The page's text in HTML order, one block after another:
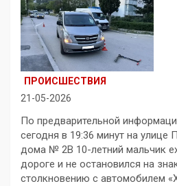
ПРОИСШЕСТВИЯ
21-05-2026
По предварительной
сегодня в 19:36 минут на улице
дома № 2В 10-летний мальчик
дороге и не остановился на
столкновению с автомобилем